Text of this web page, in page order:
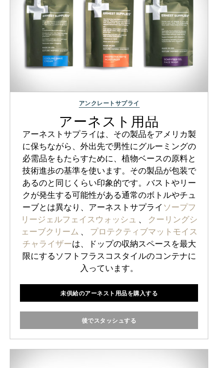
アンクレートサプライ
アーネスト用品
アーネストサプライは、その製品をアメリカ製
に保ちながら、外出先で男性にグルーミングの
必需品をもたらすために、植物ベースの原料と
技術進歩の基準を使います。その製品が包装で
あるのと同じくらい印象的です。バストやリー
クが発生する可能性がある通常のボトルやチュ
ーブとは異なり、アーネストサプライ ソープフ
リージェルフェイスウォッシュ 、
クーリングシ
ェーブクリーム 、 プロテクティブマットモイス
チャライザーは、ドップの収納スペースを最大
限にするソフトフラスコスタイルのコンテナに
入っています。
未供給のアーネスト用品を購入する
後でスタッシュする